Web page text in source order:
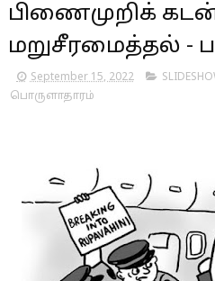
பிணைமுறிக்
மறுசீரமைத்தல் -
September 15, 2022
பொருளாதாரம்